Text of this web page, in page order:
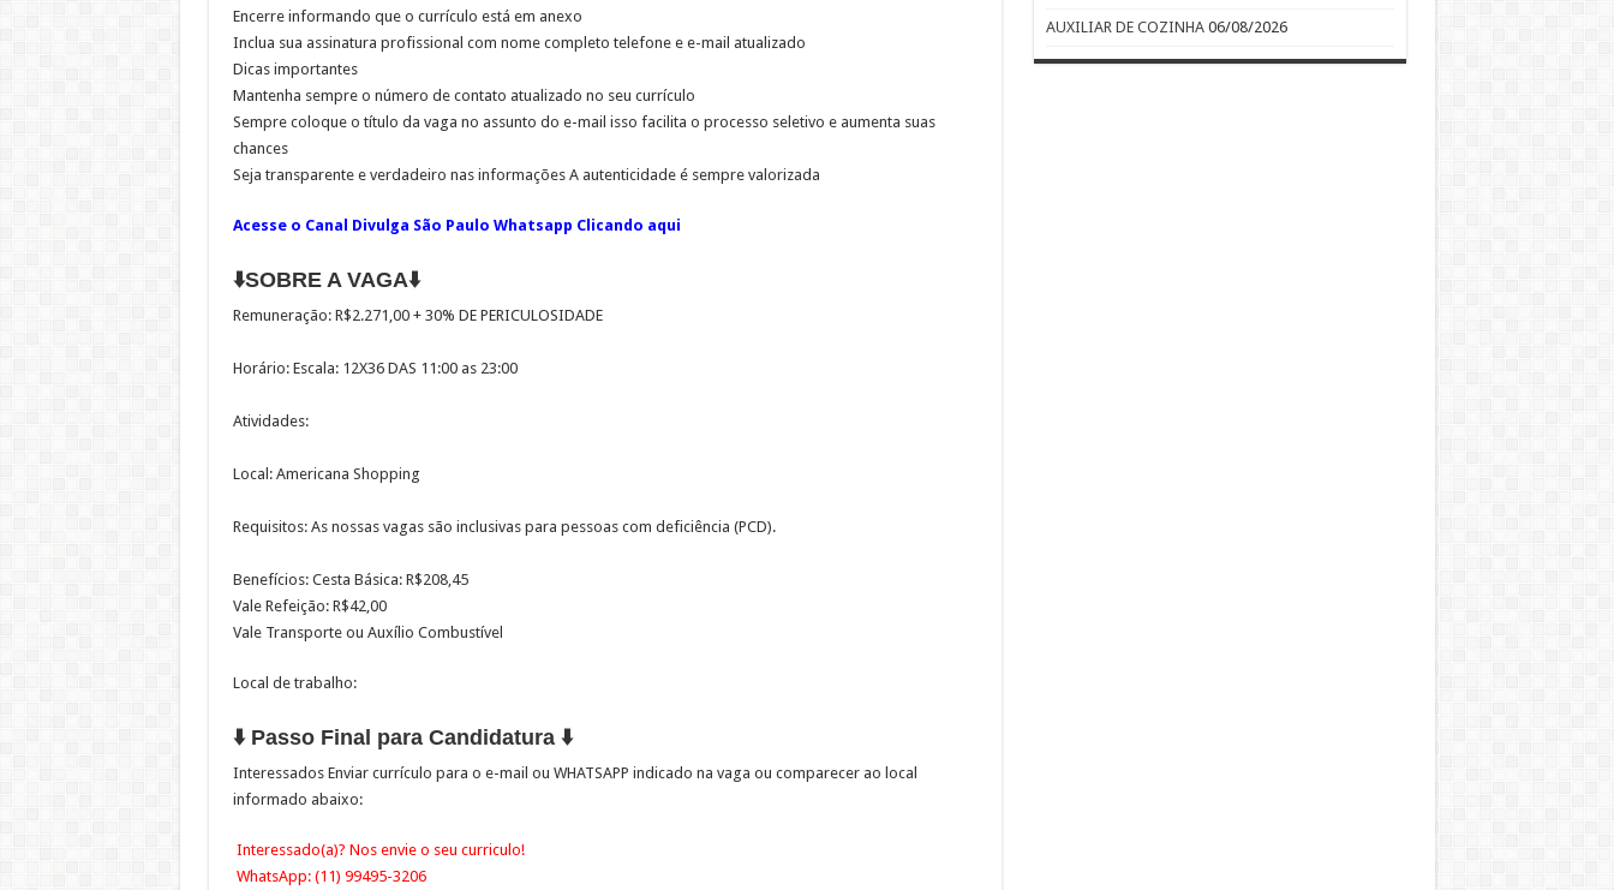
Encerre informando que o currículo está em anexo
Inclua sua assinatura profissional com nome completo telefone e e-mail atualizado
Dicas importantes
Mantenha sempre o número de contato atualizado no seu currículo
Sempre coloque o título da vaga no assunto do e-mail isso facilita o processo seletivo e aumenta suas
chances
Seja transparente e verdadeiro nas informações A autenticidade é sempre valorizada
Acesse o Canal Divulga São Paulo Whatsapp Clicando aqui
⬇️SOBRE A VAGA⬇️
Remuneração: R$2.271,00 + 30% DE PERICULOSIDADE
Horário: Escala: 12X36 DAS 11:00 as 23:00
Atividades:
Local: Americana Shopping
Requisitos: As nossas vagas são inclusivas para pessoas com deficiência (PCD).
Benefícios: Cesta Básica: R$208,45
Vale Refeição: R$42,00
Vale Transporte ou Auxílio Combustível
Local de trabalho:
⬇️ Passo Final para Candidatura ⬇️
Interessados Enviar currículo para o e-mail ou WHATSAPP indicado na vaga ou comparecer ao local
informado abaixo:
Interessado(a)? Nos envie o seu curriculo!
WhatsApp: (11) 99495-3206
AUXILIAR DE COZINHA 06/08/2026